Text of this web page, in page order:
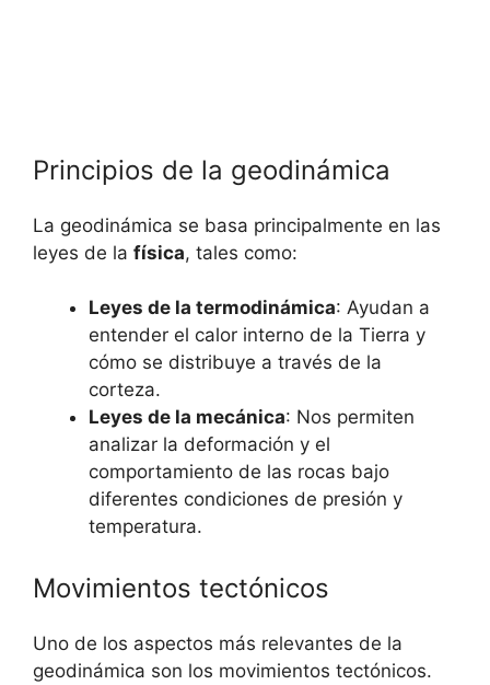
Principios de la geodinámica
La geodinámica se basa principalmente en las
leyes de la física, tales como:
Leyes de la termodinámica: Ayudan a
entender el calor interno de la Tierra y
cómo se distribuye a través de la
corteza.
Leyes de la mecánica: Nos permiten
analizar la deformación y el
comportamiento de las rocas bajo
diferentes condiciones de presión y
temperatura.
Movimientos tectónicos
Uno de los aspectos más relevantes de la
geodinámica son los movimientos tectónicos.